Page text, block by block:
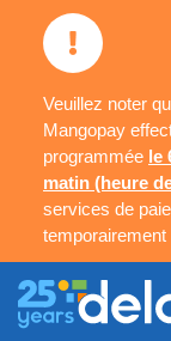
Veuillez noter
Mangopay
programmée le
matin (heure
services de
temporairement